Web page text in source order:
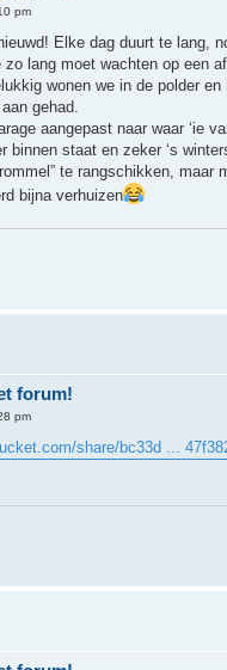
pm
Elke dag duurt te lang,
lang moet wachten op een
wonen we in de polder
gehad.
aangepast naar waar ‘ie
binnen staat en zeker ‘s
te rangschikken, maar
bijna verhuizen
forum!
pm
share/bc33d ...